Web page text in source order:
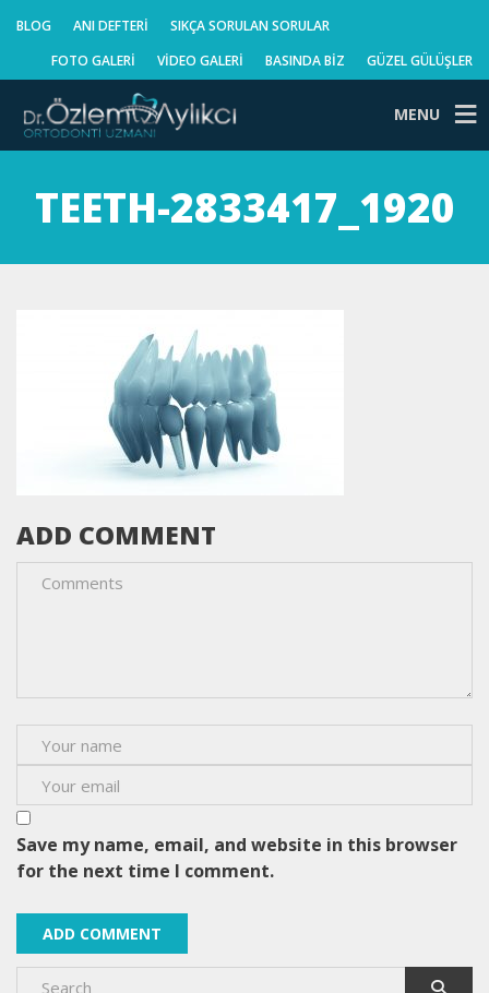
BLOG ANI DEFTERI
SIKÇA SORULAN SORULAR
FOTO GALERI
VIDEO GALERI BASINDA BIZ GÜZEL GÜLÜŞLER
MENU
TEETH-2833417_1920
ADD COMMENT
Save my name, email, and website in this browser
for the next time I comment.